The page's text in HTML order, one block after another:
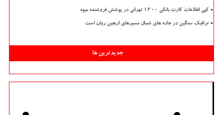
کپی اطلاعات کارت بانکی ۱۲۰۰ تهرانی در پوشش فروشنده میوه
ترافیک سنگین در جاده های شمال مسیرهای اربعین روان است
جدیدترین ها